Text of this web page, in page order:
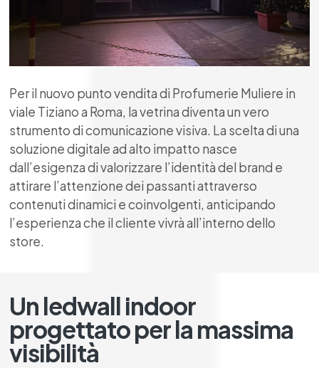
Per il nuovo punto vendita di Profumerie Muliere in
viale Tiziano a Roma, la vetrina diventa un vero
strumento di comunicazione visiva. La scelta di una
soluzione digitale ad alto impatto nasce
dall’esigenza di valorizzare l’identità del brand e
attirare l’attenzione dei passanti attraverso
contenuti dinamici e coinvolgenti, anticipando
l’esperienza che il cliente vivrà all’interno dello
store.
Un ledwall indoor
progettato per la massima
visibilità